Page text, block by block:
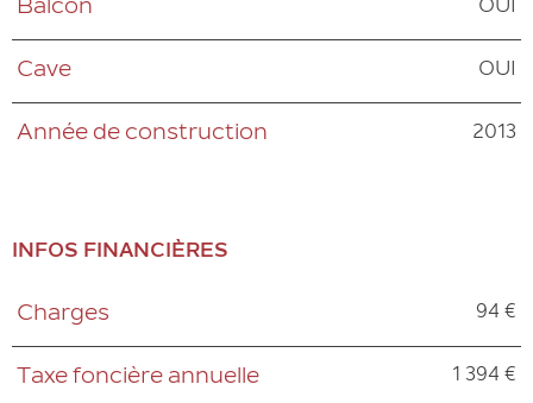
Balcon OUI
Cave OUI
Année de construction 2013
INFOS FINANCIÈRES
Caractéristiques
Charges 94 €
Taxe foncière annuelle 1 394 €